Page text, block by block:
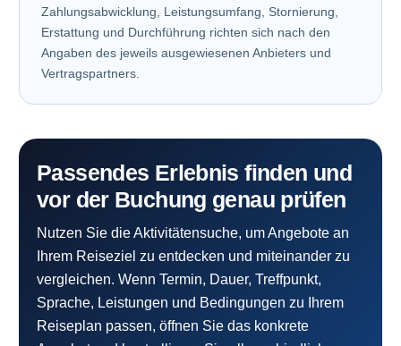
Zahlungsabwicklung, Leistungsumfang, Stornierung,
Erstattung und Durchführung richten sich nach den
Angaben des jeweils ausgewiesenen Anbieters und
Vertragspartners.
Passendes Erlebnis finden und
vor der Buchung genau prüfen
Nutzen Sie die Aktivitätensuche, um Angebote an
Ihrem Reiseziel zu entdecken und miteinander zu
vergleichen. Wenn Termin, Dauer, Treffpunkt,
Sprache, Leistungen und Bedingungen zu Ihrem
Reiseplan passen, öffnen Sie das konkrete